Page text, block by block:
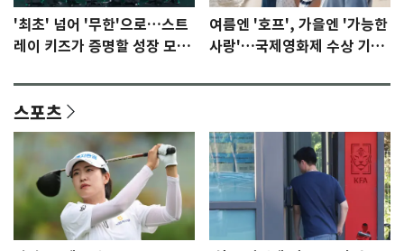
'최초' 넘어 '무한'으로…스트
레이 키즈가 증명할 성장 모멘
여름엔 '호프', 가을엔 '가능한
사랑'…국제영화제 수상 기대
스포츠